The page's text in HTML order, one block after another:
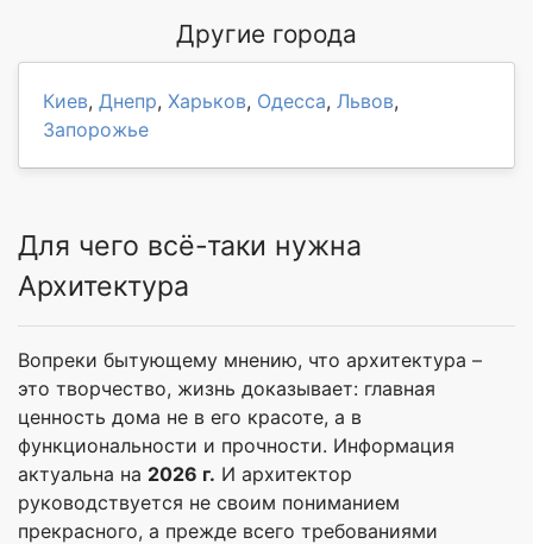
Другие города
Киев, Днепр, Харьков, Одесса, Львов,
Запорожье
Для чего всё-таки нужна
Архитектура
Вопреки бытующему мнению, что архитектура –
это творчество, жизнь доказывает: главная
ценность дома не в его красоте, а в
функциональности и прочности. Информация
актуальна на 2026 г. И архитектор
руководствуется не своим пониманием
прекрасного, а прежде всего требованиями